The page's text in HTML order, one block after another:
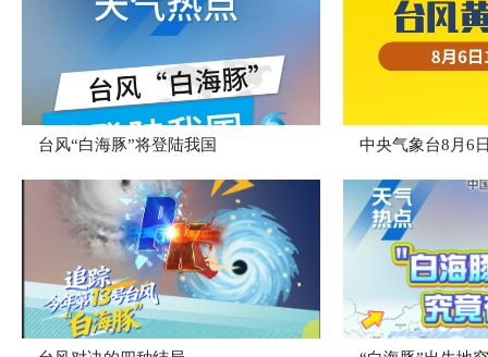
台风“白海豚”将登陆我国